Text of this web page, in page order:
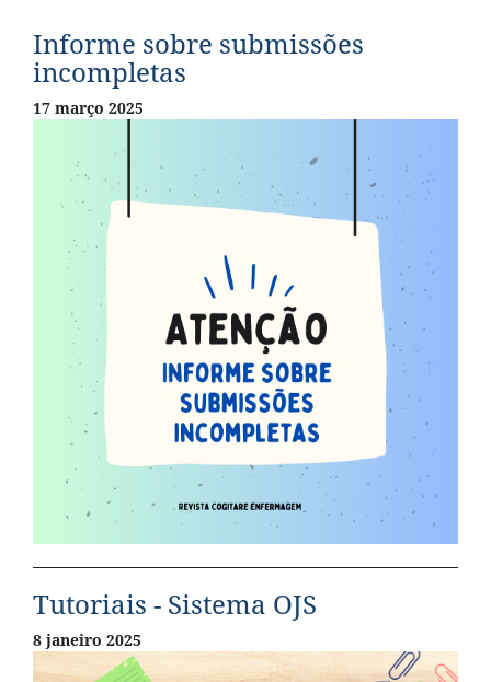
Informe sobre submissões
incompletas
17 março 2025
Tutoriais - Sistema OJS
8 janeiro 2025